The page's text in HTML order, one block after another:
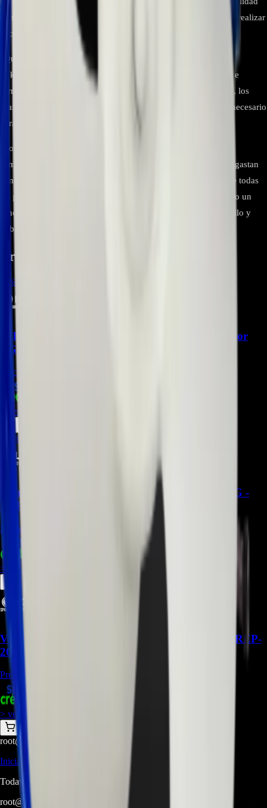
con el número de modelo específico de tu refrigerador antes de realizar
la compra para asegurar un ajuste perfecto.
¿Qué incluye exactamente el kit AEQ32178403?
El kit es un ensamblaje completo que incluye el molde donde se
forman los cubos de hielo, el motor que impulsa el mecanismo, los
brazos eyectores que expulsan el hielo y el arnés de cableado necesario
para su conexión.
¿Por qué comprar el kit completo en lugar de una sola pieza?
A menudo, múltiples componentes de la fábrica de hielo se desgastan
con el tiempo. Reemplazar el ensamblaje completo asegura que todas
las partes sean nuevas, previniendo fallas futuras y garantizando un
funcionamiento óptimo desde el principio, lo cual es más sencillo y
fiable que reparar piezas por separado.
Productos relacionados
%
Valvula De Agua AJU34125564 para Refrigerador
LG - REP-1035
Precio Regular:
> ver_
%
Compresor TCA38091801 Para Refrigerador LG -
REP-1066
Precio Regular:
1.139.900
> ver_
Ventilador de Refrigerador LG ADP73273402 - REP-
2069
Precio Regular:
40.000
> ver_
root@ops:~# [ 0 ]
Iniciá sesión
para hacer una pregunta.
Todavía no hay preguntas respondidas. Hacé la primera.
root@ops:~#